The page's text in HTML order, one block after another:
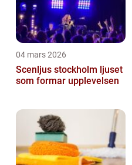
04 mars 2026
Scenljus stockholm ljuset
som formar upplevelsen